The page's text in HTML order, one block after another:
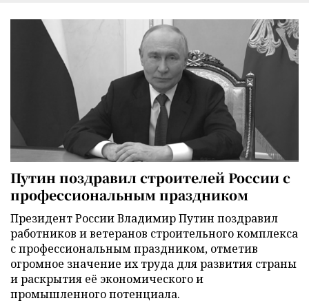
Путин поздравил строителей России с
профессиональным праздником
Президент России Владимир Путин поздравил
работников и ветеранов строительного комплекса
с профессиональным праздником, отметив
огромное значение их труда для развития страны
и раскрытия её экономического и
промышленного потенциала.